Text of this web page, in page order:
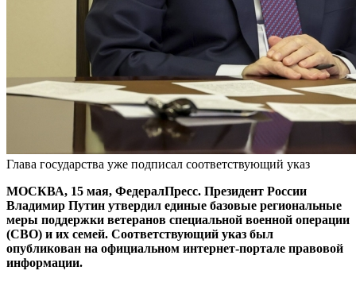
Глава государства уже подписал соответствующий указ
МОСКВА, 15 мая, ФедералПресс. Президент России
Владимир Путин утвердил единые базовые региональные
меры поддержки ветеранов специальной военной операции
(СВО) и их семей. Соответствующий указ был
опубликован на официальном интернет-портале правовой
информации.